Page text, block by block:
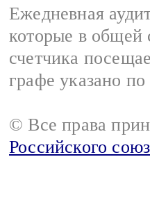
Ежедневная
которые в общей
счетчика
графе указано
© Все права
Российского